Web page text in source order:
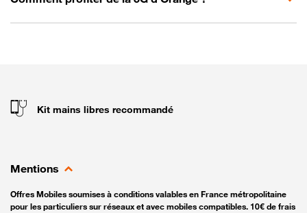
Kit mains libres recommandé
Mentions
Offres Mobiles soumises à conditions valables en France métropolitaine
pour les particuliers sur réseaux et avec mobiles compatibles. 10€ de frais